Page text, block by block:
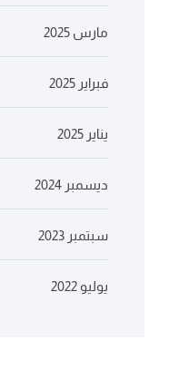
مارس 2025
فبراير 2025
يناير 2025
ديسمبر 2024
سبتمبر 2023
يوليو 2022